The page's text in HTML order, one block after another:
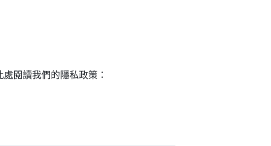
閱讀我們的隱私政策：